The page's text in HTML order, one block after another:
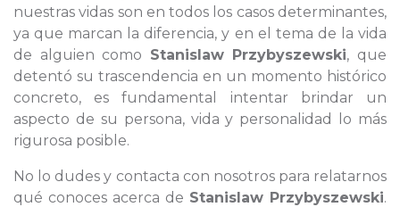
nuestras vidas son en todos los casos determinantes,
ya que marcan la diferencia, y en el tema de la vida
de alguien como Stanislaw Przybyszewski, que
detentó su trascendencia en un momento histórico
concreto, es fundamental intentar brindar un
aspecto de su persona, vida y personalidad lo más
rigurosa posible.
No lo dudes y contacta con nosotros para relatarnos
qué conoces acerca de Stanislaw Przybyszewski.